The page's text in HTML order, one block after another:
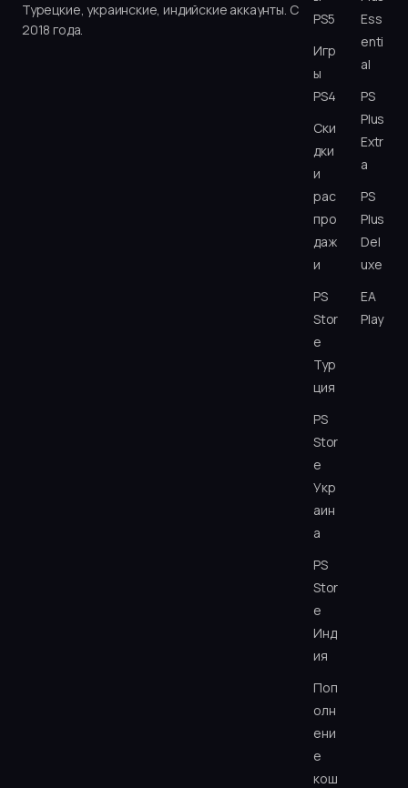
Турецкие, украинские, индийские аккаунты. С
2018 года.
PS5
Игр
ы
PS4
Ски
дки
и
рас
про
даж
и
PS
Stor
e
Тур
ция
PS
Stor
e
Укр
аин
а
PS
Stor
e
Инд
ия
Поп
олн
ени
е
кош
Ess
enti
al
PS
Plus
Extr
a
PS
Plus
Del
uxe
EA
Play